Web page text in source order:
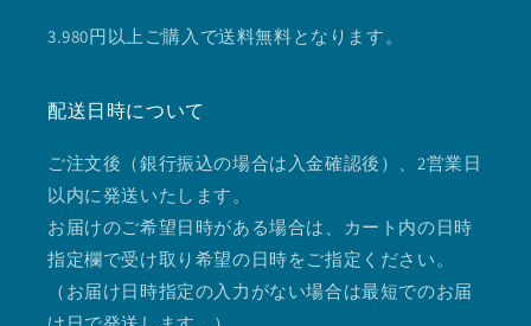
3.980円以上ご購入で送料無料となります。
配送日時について
ご注文後（銀行振込の場合は入金確認後）、2営業日
以内に発送いたします。
お届けのご希望日時がある場合は、カート内の日時
指定欄で受け取り希望の日時をご指定ください。
（お届け日時指定の入力がない場合は最短でのお届